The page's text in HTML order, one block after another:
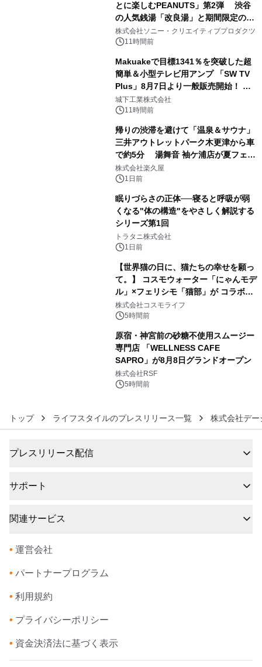
とに楽しむPEANUTS」第2弾 渋谷
の人気銭湯「改良湯」と期間限定のコ
ラボレーション サウナイキタイコラ
ボグッズも発売決定！
株式会社ソニー・クリエイティブプロダクツ
11時間前
Makuakeで目標1341％を突破した超
簡単＆小型テレビ用アンプ 「SW TV
Plus」8月7日より一般販売開始！ ケ
ーブル1本つなぐだけ、テレビの音が
ぐっと豊かに
城下工業株式会社
11時間前
帰りの渋滞を避けて「温泉＆サウナ」
三井アウトレットパーク木更津から車
で約5分 湯舞音 袖ケ浦店が夏フェア
メニューを提供
株式会社楽久屋
1日前
眠りづらさの正体──寝ると呼吸が弱
くなる"体の構造"をやさしく解説する
シリーズ第1回
トラタニ株式会社
1日前
【世界猫の日に、猫たちの幸せを願っ
て。】 コスモウォーター「にゃんモデ
ル」×フェリシモ「猫部」が コラボキ
ャンペーンを実施
株式会社コスモライフ
5時間前
原宿・神宮前の砂糖不使用スムージー
専門店 「WELLNESS CAFE
SAPRO」が8月8日グランドオープン
株式会社RSF
5時間前
トップ ライフスタイルのプレスリリース一覧 株式会社デ
プレスリリース配信
サポート
関連サービス
• 運営会社
• パートナープログラム
• 利用規約
• プライバシーポリシー
• 資金決済法に基づく表示